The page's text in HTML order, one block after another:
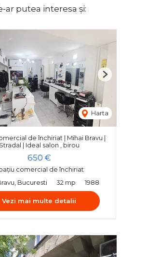
ar putea interesa și:
Harta
Next
de închiriat | Mihai Bravu |
Stradal | Ideal salon , birou
650 €
comercial de închiriat
Bucuresti
32 mp 1988
Vezi mai multe detalii